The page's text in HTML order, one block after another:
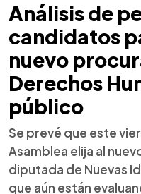
Análisis de
candidatos
nuevo
Derechos
público
Se prevé que este
Asamblea elija al
diputada de Nuevas
que aún están